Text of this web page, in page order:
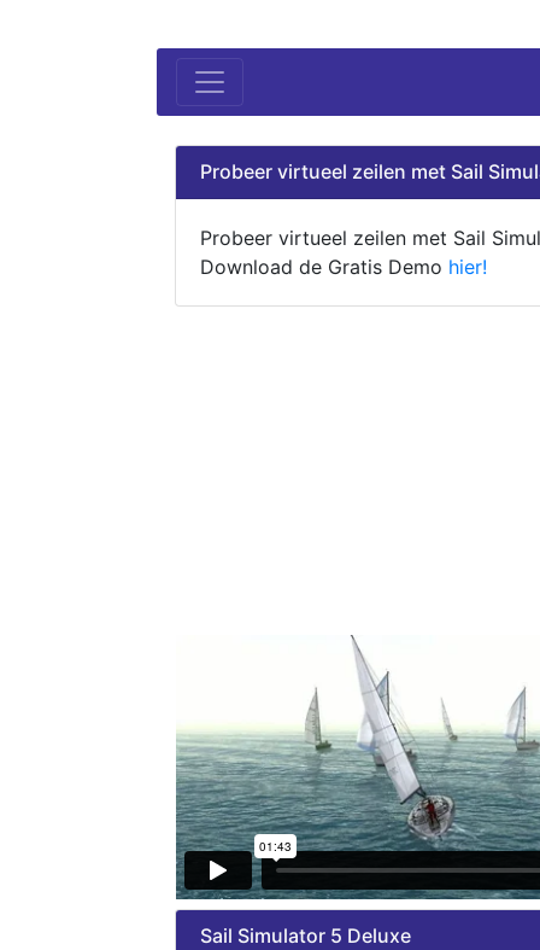
Probeer virtueel zeilen met Sail
Probeer virtueel zeilen met Sail
Download de Gratis Demo hier!
Sail Simulator 5 Deluxe